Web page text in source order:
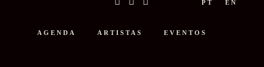
PT EN
AGENDA ARTISTAS EVENTOS